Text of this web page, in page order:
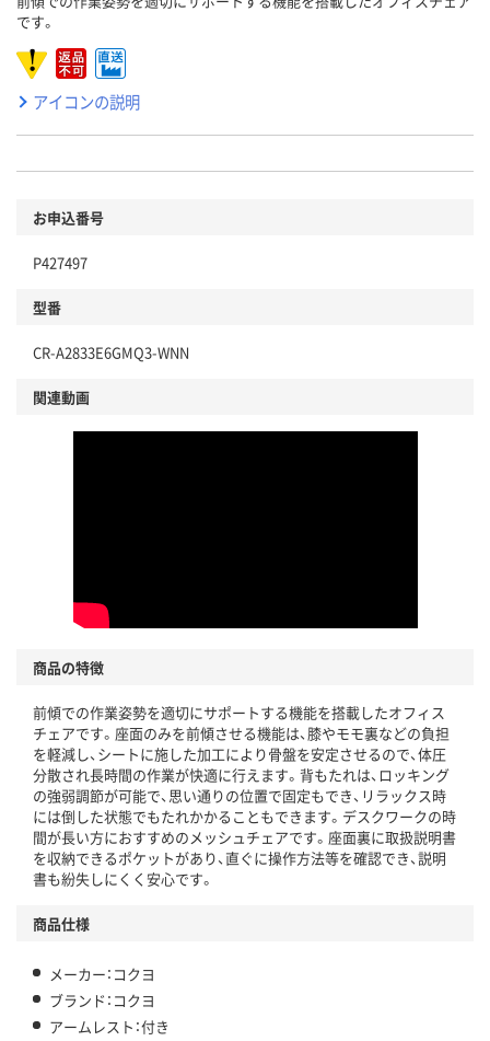
です。
アイコンの説明
お申込番号
P427497
型番
CR-A2833E6GMQ3-WNN
関連動画
商品の特徴
前傾での作業姿勢を適切にサポートする機能を搭載したオフィス
チェアです。座面のみを前傾させる機能は、膝やモモ裏などの負担
を軽減し、シートに施した加工により骨盤を安定させるので、体圧
分散され長時間の作業が快適に行えます。背もたれは、ロッキング
の強弱調節が可能で、思い通りの位置で固定もでき、リラックス時
には倒した状態でもたれかかることもできます。デスクワークの時
間が長い方におすすめのメッシュチェアです。座面裏に取扱説明書
を収納できるポケットがあり、直ぐに操作方法等を確認でき、説明
書も紛失しにくく安心です。
商品仕様
メーカー：コクヨ
ブランド：コクヨ
アームレスト：付き